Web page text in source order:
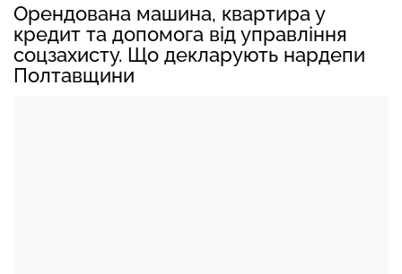
Орендована машина, квартира у
кредит та допомога від управління
соцзахисту. Що декларують нардепи
Полтавщини